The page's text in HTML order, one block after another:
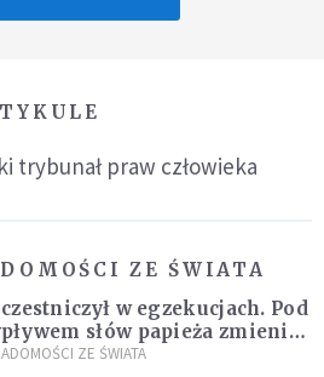
trybunał praw człowieka
ZE ŚWIATA
w egzekucjach. Pod
słów papieża zmienił
ZE ŚWIATA